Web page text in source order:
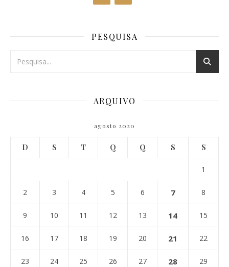
PESQUISA
ARQUIVO
agosto 2020
D S T Q Q S S
1
2 3 4 5 6 7 8
9 10 11 12 13 14 15
16 17 18 19 20 21 22
23 24 25 26 27 28 29